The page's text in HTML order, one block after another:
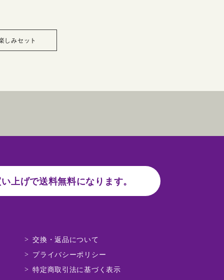
しみセット
上げで送料無料になります。
交換・返品について
プライバシーポリシー
特定商取引法に基づく表示